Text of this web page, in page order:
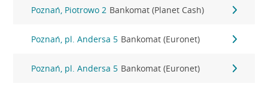
Poznań, Piotrowo 2 Bankomat (Planet Cash)
Poznań, pl. Andersa 5 Bankomat (Euronet)
Poznań, pl. Andersa 5 Bankomat (Euronet)